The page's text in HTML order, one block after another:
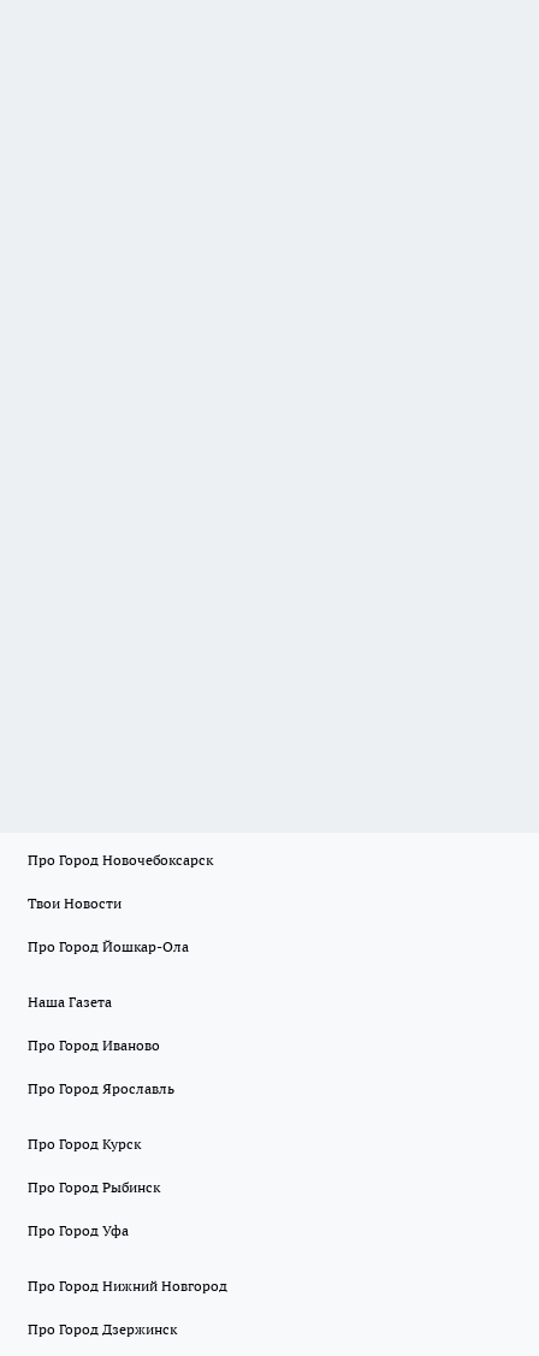
Про Город Новочебоксарск
Твои Новости
Про Город Йошкар-Ола
Наша Газета
Про Город Иваново
Про Город Ярославль
Про Город Курск
Про Город Рыбинск
Про Город Уфа
Про Город Нижний Новгород
Про Город Дзержинск